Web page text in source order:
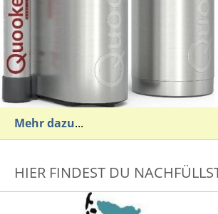
Mehr dazu...
HIER FINDEST DU